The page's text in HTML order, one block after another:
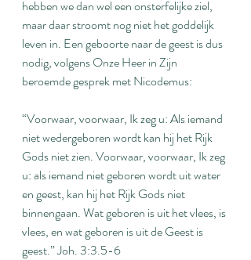
hebben we dan wel een onsterfelijke ziel,
maar daar stroomt nog niet het goddelijk
leven in. Een geboorte naar de geest is dus
nodig, volgens Onze Heer in Zijn
beroemde gesprek met Nicodemus:
“Voorwaar, voorwaar, Ik zeg u: Als iemand
niet wedergeboren wordt kan hij het Rijk
Gods niet zien. Voorwaar, voorwaar, Ik zeg
u: als iemand niet geboren wordt uit water
en geest, kan hij het Rijk Gods niet
binnengaan. Wat geboren is uit het vlees, is
vlees, en wat geboren is uit de Geest is
geest.” Joh. 3:3.5-6